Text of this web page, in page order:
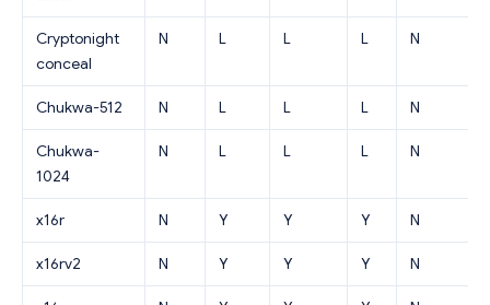
Cryptonight
conceal
N L L L N
Chukwa-512 N L L L N
Chukwa-
1024
N L L L N
x16r N Y Y Y N
x16rv2 N Y Y Y N